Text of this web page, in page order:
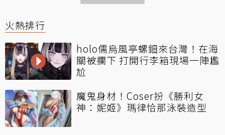
火熱排行
holo儒烏風亭螺鈿來台灣！在海
關被攔下 打開行李箱現場一陣尷
尬
魔鬼身材！Coser扮《勝利女
神：妮姬》瑪律恰那泳裝造型